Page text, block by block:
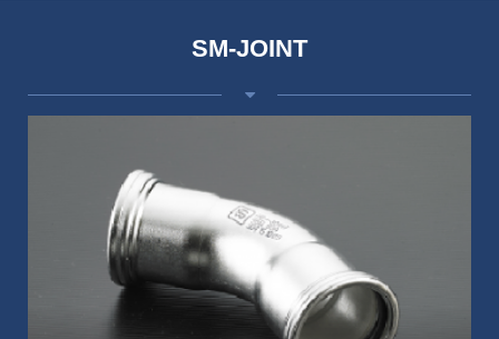
SM-JOINT